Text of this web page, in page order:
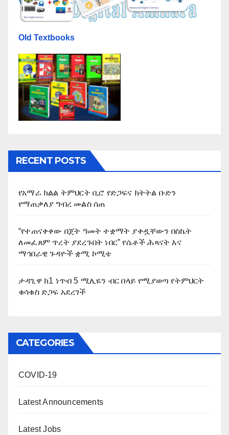
Old Textbooks
RECENT POSTS
የአማራ ክልል ትምህርት ቢሮ የድጋፍና ክትትል ቡድን
የማጠቃለያ ግብረ መልስ ሰጠ
“የተጠናቀቀው በጀት ዓመት ተቋማት ያቀዷቸውን በስኬት
ለመፈጸም ጥረት ያደረጉበት ነበር” የሴቶች ሕጻናት እና
ማኅበራዊ ጉዳዮች ቋሚ ኮሚቴ
ታዳጊዋ ከ1 ነጥብ 5 ሚሊዬን ብር በላይ የሚያወጣ የትምህርት
ቁሳቁስ ድጋፍ አደረገች
CATEGORIES
COVID-19
Latest Announcements
Latest Jobs